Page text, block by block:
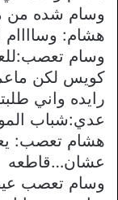
وسام شده من
هشام:
وسام
كويس لكن
رايده واني
عدي:شباب
هشام تعصب:
عشان…قاطعه
وسام تعصب